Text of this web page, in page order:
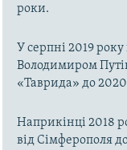
роки.
У серпні 2019
Володимиром
«Таврида» до 2020
Наприкінці 2018
від Сімферополя